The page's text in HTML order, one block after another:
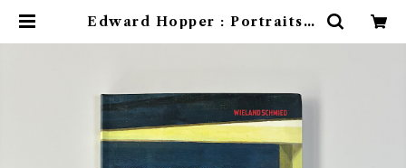
Edward Hopper : Portraits o